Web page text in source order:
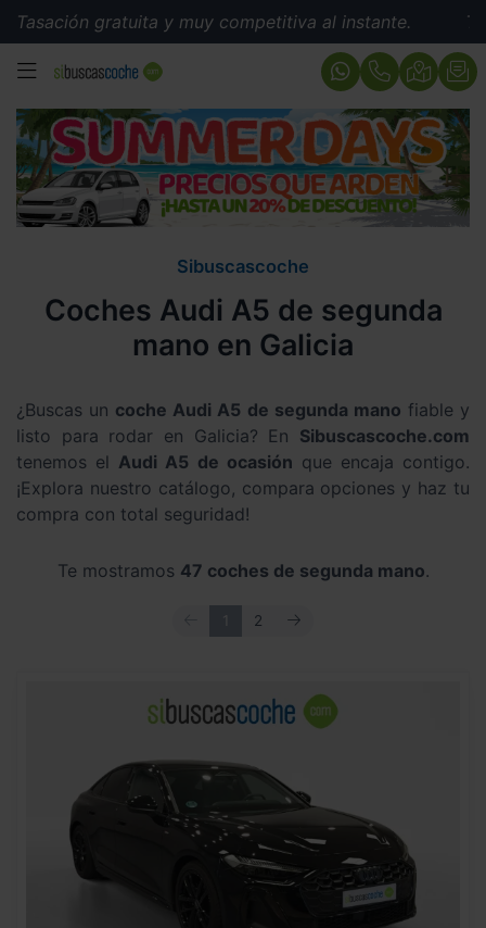
gratuita y muy competitiva al instante. Tasación
MENÚ
Sibuscascoche
Coches Audi A5 de segunda
mano en Galicia
¿Buscas un coche Audi A5 de segunda mano fiable y
listo para rodar en Galicia? En Sibuscascoche.com
tenemos el Audi A5 de ocasión que encaja contigo.
¡Explora nuestro catálogo, compara opciones y haz tu
compra con total seguridad!
Te mostramos 47 coches de segunda mano.
ANTERIOR
2 SIGUIENTE